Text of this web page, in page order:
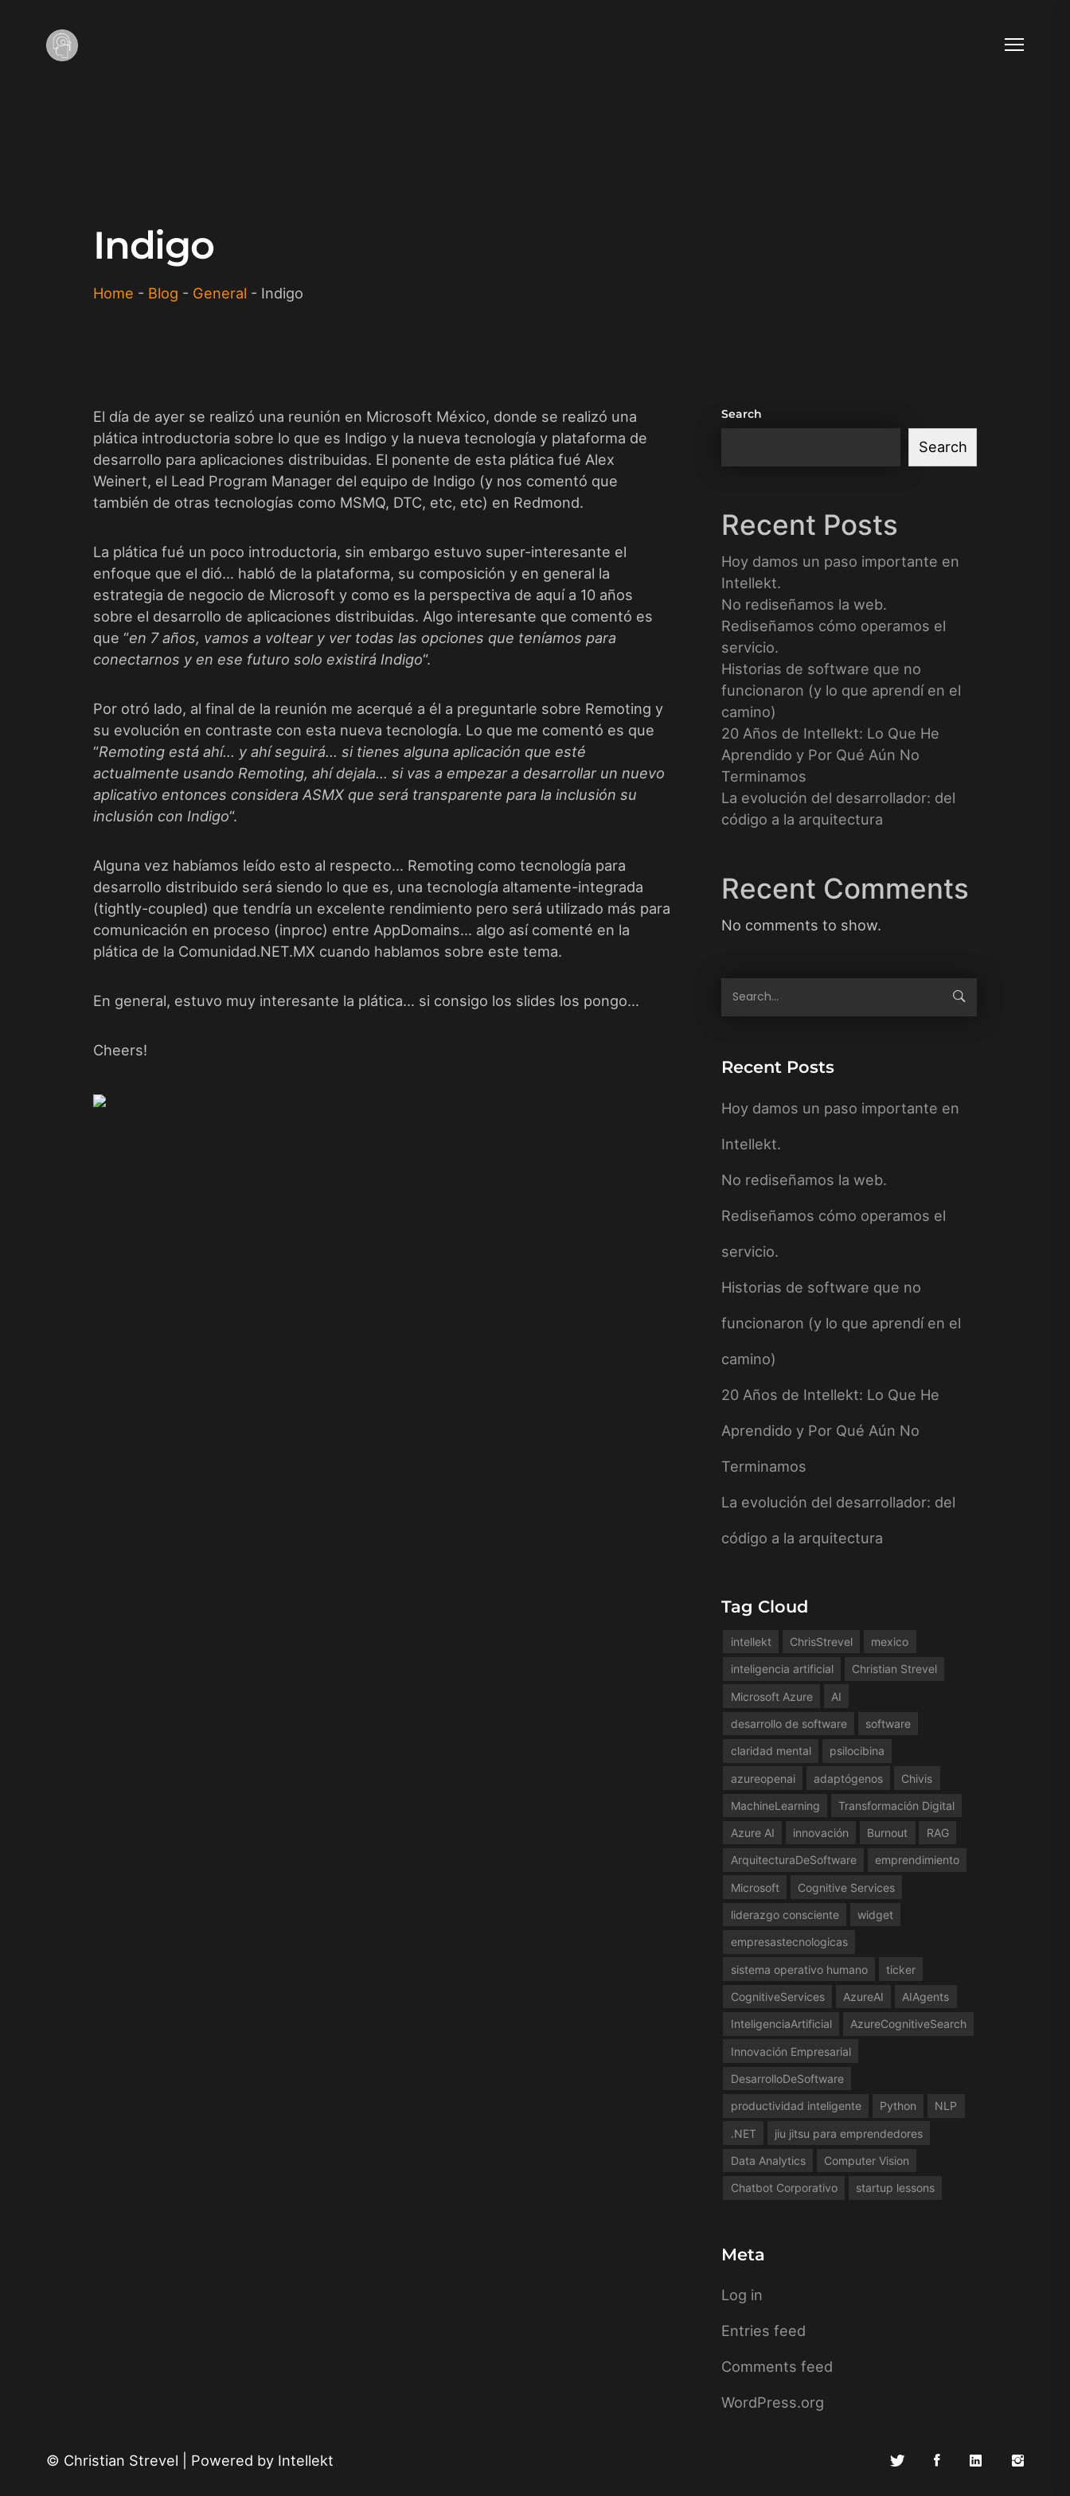
Indigo
Home - Blog - General - Indigo
El día de ayer se realizó una reunión en Microsoft México, donde se realizó una
plática introductoria sobre lo que es Indigo y la nueva tecnología y plataforma de
desarrollo para aplicaciones distribuidas. El ponente de esta plática fué Alex
Weinert, el Lead Program Manager del equipo de Indigo (y nos comentó que
también de otras tecnologías como MSMQ, DTC, etc, etc) en Redmond.
La plática fué un poco introductoria, sin embargo estuvo super-interesante el
enfoque que el dió… habló de la plataforma, su composición y en general la
estrategia de negocio de Microsoft y como es la perspectiva de aquí a 10 años
sobre el desarrollo de aplicaciones distribuidas. Algo interesante que comentó es
que “en 7 años, vamos a voltear y ver todas las opciones que teníamos para
conectarnos y en ese futuro solo existirá Indigo“.
Por otró lado, al final de la reunión me acerqué a él a preguntarle sobre Remoting y
su evolución en contraste con esta nueva tecnología. Lo que me comentó es que
“Remoting está ahí… y ahí seguirá… si tienes alguna aplicación que esté
actualmente usando Remoting, ahí dejala… si vas a empezar a desarrollar un nuevo
aplicativo entonces considera ASMX que será transparente para la inclusión su
inclusión con Indigo“.
Alguna vez habíamos leído esto al respecto… Remoting como tecnología para
desarrollo distribuido será siendo lo que es, una tecnología altamente-integrada
(tightly-coupled) que tendría un excelente rendimiento pero será utilizado más para
comunicación en proceso (inproc) entre AppDomains… algo así comenté en la
plática de la Comunidad.NET.MX cuando hablamos sobre este tema.
En general, estuvo muy interesante la plática… si consigo los slides los pongo…
Cheers!
Search
Search
Recent Posts
Hoy damos un paso importante en
Intellekt.
No rediseñamos la web.
Rediseñamos cómo operamos el
servicio.
Historias de software que no
funcionaron (y lo que aprendí en el
camino)
20 Años de Intellekt: Lo Que He
Aprendido y Por Qué Aún No
Terminamos
La evolución del desarrollador: del
código a la arquitectura
Recent Comments
No comments to show.
Recent Posts
Hoy damos un paso importante en
Intellekt.
No rediseñamos la web.
Rediseñamos cómo operamos el
servicio.
Historias de software que no
funcionaron (y lo que aprendí en el
camino)
20 Años de Intellekt: Lo Que He
Aprendido y Por Qué Aún No
Terminamos
La evolución del desarrollador: del
código a la arquitectura
Tag Cloud
intellekt ChrisStrevel mexico
inteligencia artificial Christian Strevel
Microsoft Azure AI
desarrollo de software software
claridad mental psilocibina
azureopenai adaptógenos Chivis
MachineLearning Transformación Digital
Azure AI innovación Burnout RAG
ArquitecturaDeSoftware emprendimiento
Microsoft Cognitive Services
liderazgo consciente widget
empresastecnologicas
sistema operativo humano ticker
CognitiveServices AzureAI AIAgents
InteligenciaArtificial AzureCognitiveSearch
Innovación Empresarial
DesarrolloDeSoftware
productividad inteligente Python NLP
.NET jiu jitsu para emprendedores
Data Analytics Computer Vision
Chatbot Corporativo startup lessons
Meta
Log in
Entries feed
Comments feed
WordPress.org
© Christian Strevel | Powered by Intellekt